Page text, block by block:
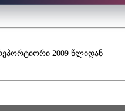
2009 წლიდან